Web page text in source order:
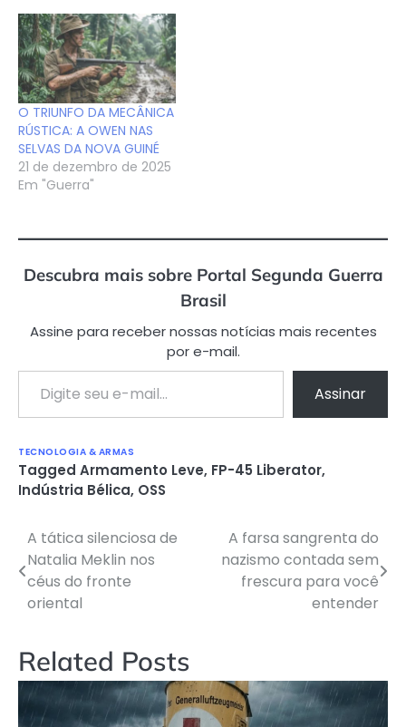
O TRIUNFO DA MECÂNICA
RÚSTICA: A OWEN NAS
SELVAS DA NOVA GUINÉ
21 de dezembro de 2025
Em "Guerra"
Descubra mais sobre Portal Segunda Guerra
Brasil
Assine para receber nossas notícias mais recentes
por e-mail.
Digite seu e-mail…
Assinar
TECNOLOGIA & ARMAS
Tagged Armamento Leve, FP-45 Liberator,
Indústria Bélica, OSS
Navegação
de
Post
A tática silenciosa de
Natalia Meklin nos
céus do fronte
oriental
A farsa sangrenta do
nazismo contada sem
frescura para você
entender
Related Posts